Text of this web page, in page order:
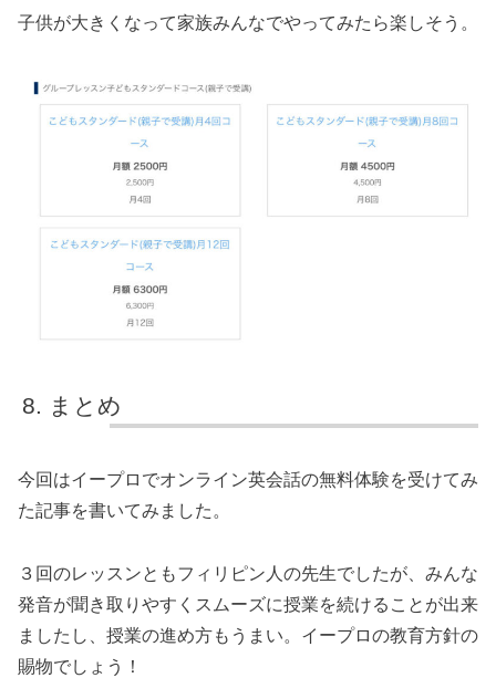
子供が大きくなって家族みんなでやってみたら楽しそう。
まとめ
今回はイープロでオンライン英会話の無料体験を受けてみ
た記事を書いてみました。
３回のレッスンともフィリピン人の先生でしたが、みんな
発音が聞き取りやすくスムーズに授業を続けることが出来
ましたし、授業の進め方もうまい。イープロの教育方針の
賜物でしょう！